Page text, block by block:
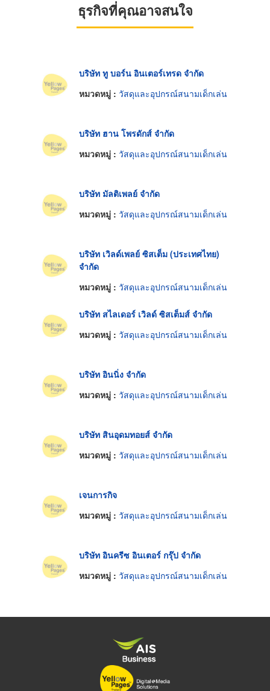
ธุรกิจที่คุณอาจสนใจ
บริษัท ทู บอร์น อินเตอร์เทรด จำกัด
หมวดหมู่ : วัสดุและอุปกรณ์สนามเด็กเล่น
บริษัท ฮาน โพรดักส์ จำกัด
หมวดหมู่ : วัสดุและอุปกรณ์สนามเด็กเล่น
บริษัท มัลติเพลย์ จำกัด
หมวดหมู่ : วัสดุและอุปกรณ์สนามเด็กเล่น
บริษัท เวิลด์เพลย์ ซิสเต็ม (ประเทศไทย)
จำกัด
หมวดหมู่ : วัสดุและอุปกรณ์สนามเด็กเล่น
บริษัท สไลเดอร์ เวิลด์ ซิสเต็มส์ จำกัด
หมวดหมู่ : วัสดุและอุปกรณ์สนามเด็กเล่น
บริษัท อินนิ่ง จำกัด
หมวดหมู่ : วัสดุและอุปกรณ์สนามเด็กเล่น
บริษัท สินอุดมทอยส์ จำกัด
หมวดหมู่ : วัสดุและอุปกรณ์สนามเด็กเล่น
เจนการกิจ
หมวดหมู่ : วัสดุและอุปกรณ์สนามเด็กเล่น
บริษัท อินครีซ อินเตอร์ กรุ๊ป จำกัด
หมวดหมู่ : วัสดุและอุปกรณ์สนามเด็กเล่น